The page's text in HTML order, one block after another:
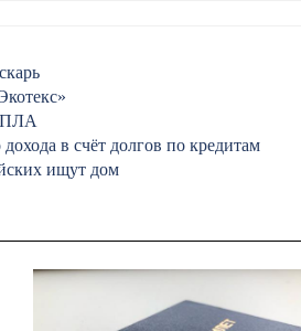
в счёт долгов по кредитам
ищут дом